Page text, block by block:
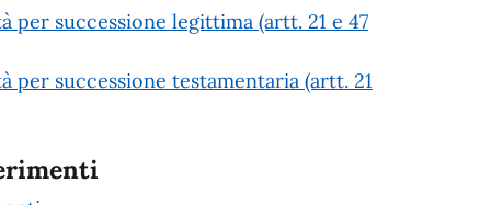
successione legittima (artt. 21 e 47
successione testamentaria (artt. 21